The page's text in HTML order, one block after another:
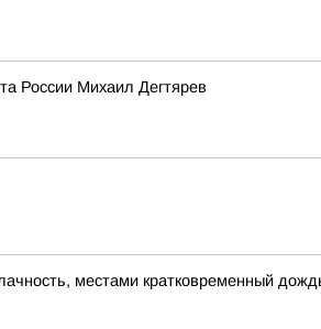
России Михаил Дегтярев
местами кратковременный